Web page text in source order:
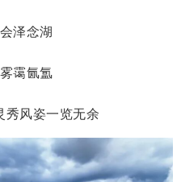
泽念湖
霭氤氲
秀风姿一览无余